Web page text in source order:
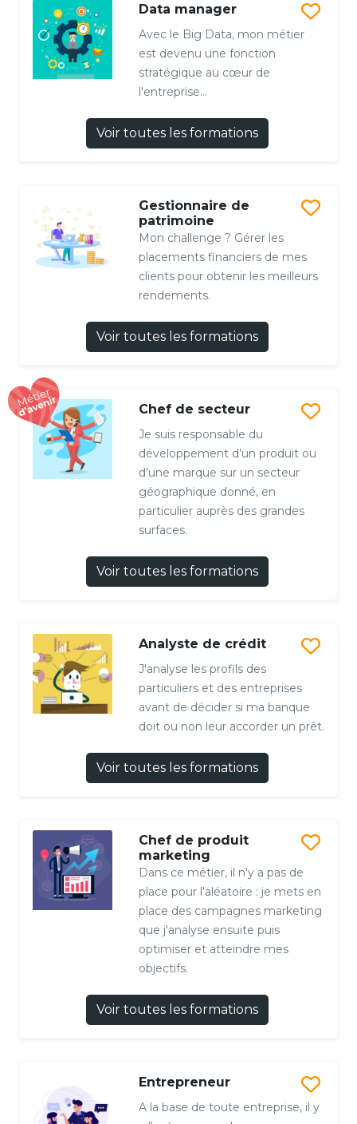
Data manager
Avec le Big Data, mon métier
est devenu une fonction
stratégique au cœur de
l'entreprise...
Voir toutes les formations
Gestionnaire de
patrimoine
Mon challenge ? Gérer les
placements financiers de mes
clients pour obtenir les meilleurs
rendements.
Voir toutes les formations
Chef de secteur
Je suis responsable du
développement d’un produit ou
d’une marque sur un secteur
géographique donné, en
particulier auprès des grandes
surfaces.
Voir toutes les formations
Analyste de crédit
J'analyse les profils des
particuliers et des entreprises
avant de décider si ma banque
doit ou non leur accorder un prêt.
Voir toutes les formations
Chef de produit
marketing
Dans ce métier, il n'y a pas de
place pour l'aléatoire : je mets en
place des campagnes marketing
que j'analyse ensuite puis
optimiser et atteindre mes
objectifs.
Voir toutes les formations
Entrepreneur
A la base de toute entreprise, il y